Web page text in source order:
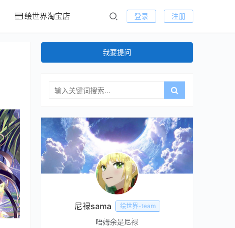
绘世界淘宝店 登录 注册
我要提问
尼禄sama 绘世界-team
唔姆余是尼禄